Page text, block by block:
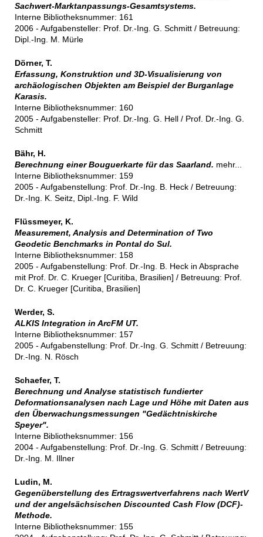
Sachwert-Marktanpassungs-Gesamtsystems.
Interne Bibliotheksnummer: 161
2006 - Aufgabensteller: Prof. Dr.-Ing. G. Schmitt / Betreuung:
Dipl.-Ing. M. Mürle
Dörner, T.
Erfassung, Konstruktion und 3D-Visualisierung von
archäologischen Objekten am Beispiel der Burganlage
Karasis.
Interne Bibliotheksnummer: 160
2005 - Aufgabensteller: Prof. Dr.-Ing. G. Hell / Prof. Dr.-Ing. G.
Schmitt
Bähr, H.
Berechnung einer Bouguerkarte für das Saarland. mehr...
Interne Bibliotheksnummer: 159
2005 - Aufgabenstellung: Prof. Dr.-Ing. B. Heck / Betreuung:
Dr.-Ing. K. Seitz, Dipl.-Ing. F. Wild
Flüssmeyer, K.
Measurement, Analysis and Determination of Two
Geodetic Benchmarks in Pontal do Sul.
Interne Bibliotheksnummer: 158
2005 - Aufgabenstellung: Prof. Dr.-Ing. B. Heck in Absprache
mit Prof. Dr. C. Krueger [Curitiba, Brasilien] / Betreuung: Prof.
Dr. C. Krueger [Curitiba, Brasilien]
Werder, S.
ALKIS Integration in ArcFM UT.
Interne Bibliotheksnummer: 157
2005 - Aufgabenstellung: Prof. Dr.-Ing. G. Schmitt / Betreuung:
Dr.-Ing. N. Rösch
Schaefer, T.
Berechnung und Analyse statistisch fundierter
Deformationsanalysen nach Lage und Höhe mit Daten aus
den Überwachungsmessungen "Gedächtniskirche
Speyer".
Interne Bibliotheksnummer: 156
2004 - Aufgabenstellung: Prof. Dr.-Ing. G. Schmitt / Betreuung:
Dr.-Ing. M. Illner
Ludin, M.
Gegenüberstellung des Ertragswertverfahrens nach WertV
und der angelsächsischen Discounted Cash Flow (DCF)-
Methode.
Interne Bibliotheksnummer: 155